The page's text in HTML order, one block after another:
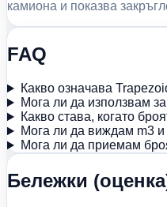
камиона и показва
FAQ
Какво означава
Мога ли да използвам
Какво става, когато
Мога ли да виждам m3
Мога ли да приемам
Бележки